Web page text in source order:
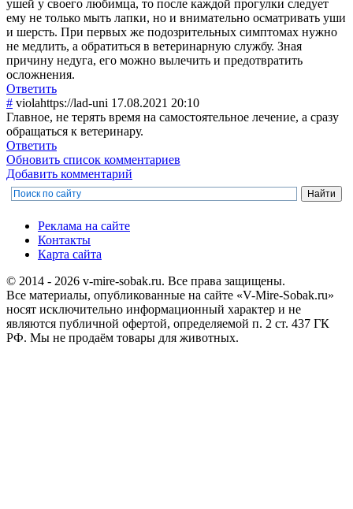
ушей у своего любимца, то после каждой прогулки следует
ему не только мыть лапки, но и внимательно осматривать уши
и шерсть. При первых же подозрительных симптомах нужно
не медлить, а обратиться в ветеринарную службу. Зная
причину недуга, его можно вылечить и предотвратить
осложнения.
Ответить
# violahttps://lad-uni 17.08.2021 20:10
Главное, не терять время на самостоятельное лечение, а сразу
обращаться к ветеринару.
Ответить
Обновить список комментариев
Добавить комментарий
Реклама на сайте
Контакты
Карта сайта
© 2014 - 2026 v-mire-sobak.ru. Все права защищены.
Все материалы, опубликованные на сайте «V-Mire-Sobak.ru»
носят исключительно информационный характер и не
являются публичной офертой, определяемой п. 2 ст. 437 ГК
РФ. Мы не продаём товары для животных.